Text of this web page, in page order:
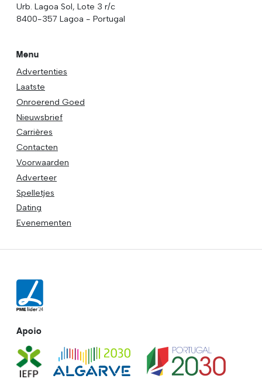
Urb. Lagoa Sol, Lote 3 r/c
8400-357 Lagoa - Portugal
Menu
Advertenties
Laatste
Onroerend Goed
Nieuwsbrief
Carrières
Contacten
Voorwaarden
Adverteer
Spelletjes
Dating
Evenementen
Apoio